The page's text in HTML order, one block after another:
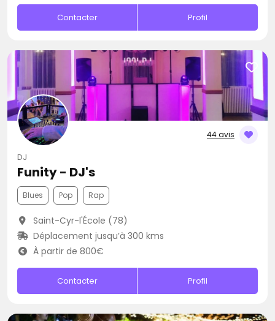
Contacter Profil
44 avis
DJ
Funity - DJ's
Blues Pop Rap
Saint-Cyr-l'École (78)
Déplacement jusqu’à 300 kms
À partir de 800€
Contacter Profil